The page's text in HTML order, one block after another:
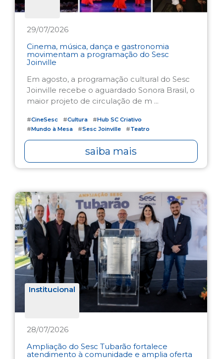
29/07/2026
Cinema, música, dança e gastronomia
movimentam a programação do Sesc
Joinville
Em agosto, a programação cultural do Sesc
Joinville recebe o aguardado Sonora Brasil, o
maior projeto de circulação de m ...
#CineSesc #Cultura #Hub SC Criativo
#Mundo à Mesa #Sesc Joinville #Teatro
saiba mais
Institucional
28/07/2026
Ampliação do Sesc Tubarão fortalece
atendimento à comunidade e amplia oferta